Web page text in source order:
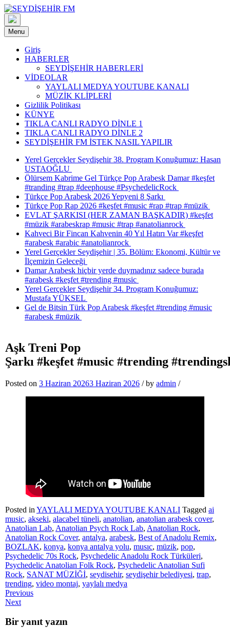
Skip
to
content
Menu
Giriş
HABERLER
SEYDİŞEHİR HABERLERİ
VİDEOLAR
YAYLALI MEDYA YOUTUBE KANALI
MÜZİK KLİPLERİ
Gizlilik Politikası
KÜNYE
TIKLA CANLI RADYO DİNLE 1
TIKLA CANLI RADYO DİNLE 2
SEYDİŞEHİR FM İSTEK NASIL YAPILIR
Yerel Gerçekler Seydişehir 38. Program Konuğumuz: Hasan
USTAOĞLU
Ölürsem Kabrime Gel Türkçe Pop Arabesk Damar #keşfet
#tranding #trap #deephouse #PsychedelicRock
Türkçe Pop Arabesk 2026 Yepyeni 8 Şarkı
Türkçe Pop Rap 2026 #keşfet #music #rap #trap #müzik
EVLAT ŞARKISI (HER ZAMAN BAŞKADIR) #keşfet
#müzik #arabeskrap #music #trap #anatolianrock
Kahveci Bir Fincan Kahvenin 40 Yıl Hatırı Var #keşfet
#arabesk #arabic #anatolianrock
Yerel Gerçekler Seydişehir | 35. Bölüm: Ekonomi, Kültür ve
İlçemizin Geleceği
Damar Arabesk hiçbir yerde duymadınız sadece burada
#arabesk #keşfet #trending #music
Yerel Gerçekler Seydişehir 34. Program Konuğumuz:
Mustafa YÜKSEL
Gel de Bitsin Türk Pop Arabesk #keşfet #trending #music
#arabesk #müzik
Aşk Treni Pop
Şarkı #keşfet #music #trending
Posted on 3 Haziran 20263 Haziran 2026 /by admin /
Posted in YAYLALI MEDYA YOUTUBE KANALI Tagged ai
music, akseki, alacabel tüneli, anatolian, anatolian arabesk cover,
Anatolian Lab, Anatolian Psych Rock Lab, Anatolian Rock,
Anatolian Rock Cover, antalya, arabesk, Best of Anadolu Remix,
BOZLAK, konya, konya antalya yolu, musıc, müzik, pop,
Psychedelic 70s Rock, Psychedelic Anadolu Rock Türküleri,
Psychedelic Anatolian Folk Rock, Psychedelic Anatolian Sufi
Rock, SANAT MÜZİĞİ, seydisehir, seydişehir belediyesi, trap,
trending, video montaj, yaylalı medya
Previous
Next
Bir yanıt yazın